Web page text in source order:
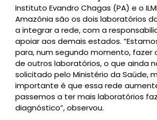
Instituto Evandro Chagas (PA) e o
Amazônia são os dois laboratórios
a integrar a rede, com a
apoiar aos demais estados.
para, num segundo momento, fazer
de outros laboratórios, o que ainda
solicitado pelo Ministério da Saúde,
importante é que essa rede
passemos a ter mais laboratórios
diagnóstico”, observou.